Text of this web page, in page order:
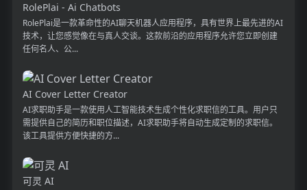
RolePlai - Ai Chatbots
RolePlai是一款革命性的AI聊天机器人应用程序，具有世界上最先进的AI
技术，让您感觉像在与真人交谈。这款前沿的应用程序允许您立即创建
任何名人、公...
AI Cover Letter Creator
AI求职助手是一款使用人工智能技术生成个性化求职信的工具。用户只
需提供自己的简历和职位描述，AI求职助手将自动生成定制的求职信。
该工具提供方便快捷的方...
可灵 AI